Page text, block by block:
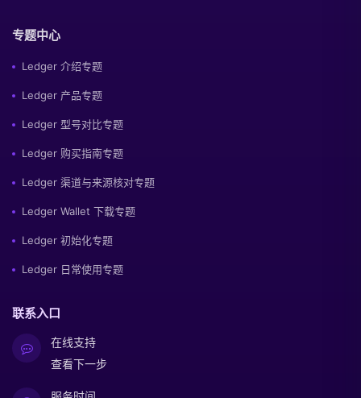
专题中心
Ledger 介绍专题
Ledger 产品专题
Ledger 型号对比专题
Ledger 购买指南专题
Ledger 渠道与来源核对专题
Ledger Wallet 下载专题
Ledger 初始化专题
Ledger 日常使用专题
联系入口
在线支持
查看下一步